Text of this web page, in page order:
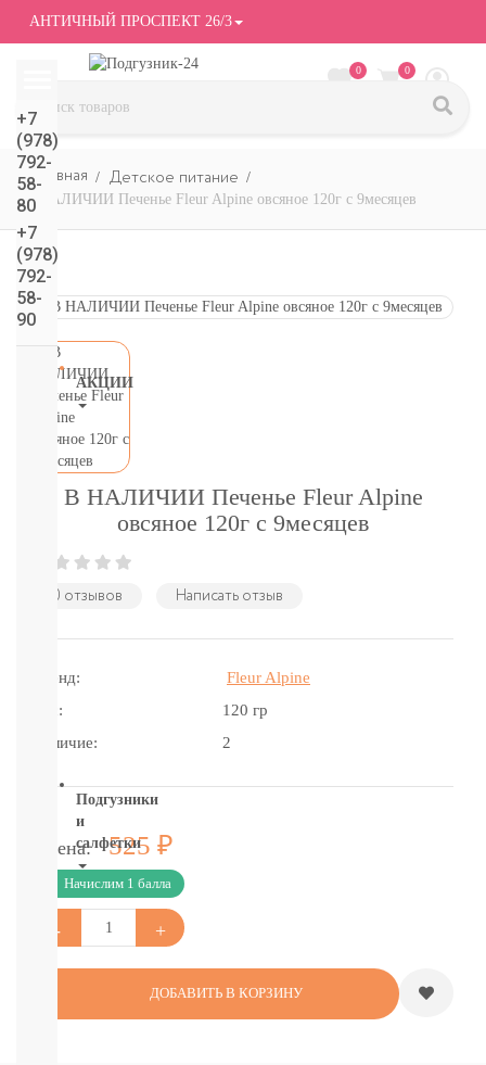
АНТИЧНЫЙ ПРОСПЕКТ 26/3
0 0
+7
(978)
792-
58-
80
+7
(978)
792-
58-
90
АКЦИИ
ВСЕ
подгузники/
подгузники-
детское
питание
химия
гигиена
для
пап
Подгузники
и
салфетки
ВСЕ
БРЕНДЫ
Салфетки,
пеленки
Подгузники-
РАЗНЫЕ
Детское питание
В НАЛИЧИИ Печенье Fleur Alpine овсяное 120г с 9месяцев
В НАЛИЧИИ Печенье Fleur Alpine
овсяное 120г с 9месяцев
0 отзывов Написать отзыв
Бренд:
Fleur Alpine
Вес:
120 гр
Наличие:
2
Цена: 525 Р
Начислим 1 балла
ДОБАВИТЬ В КОРЗИНУ